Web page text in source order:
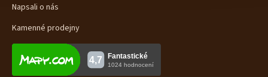
Napsali o nás
Kamenné prodejny